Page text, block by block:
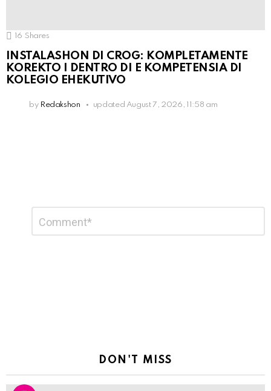
16 Shares
INSTALASHON DI CROG: KOMPLETAMENTE
KOREKTO I DENTRO DI E KOMPETENSIA DI
KOLEGIO EHEKUTIVO
by Redakshon updated August 7, 2026, 11:58 am
Reply
DON'T MISS